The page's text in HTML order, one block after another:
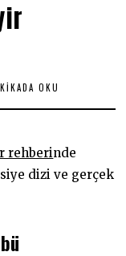
OKU
rehberinde
dizi ve gerçek